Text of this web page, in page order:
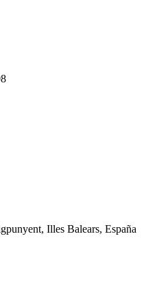
Illes Balears, España